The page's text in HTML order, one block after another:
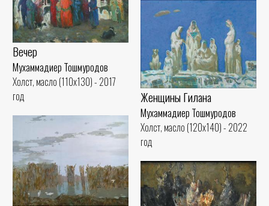
Вечер
Мухаммадиер Тошмуродов
Холст, масло (110x130) - 2017
год
Женщины Гилана
Мухаммадиер Тошмуродов
Холст, масло (120x140) - 2022
год